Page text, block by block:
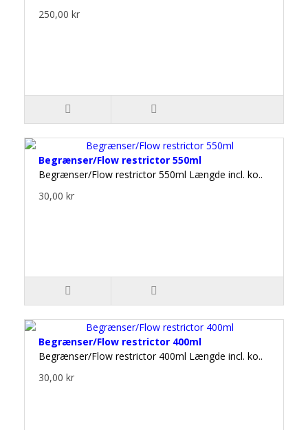
250,00 kr
Begrænser/Flow restrictor 550ml
Begrænser/Flow restrictor 550ml Længde incl. ko..
30,00 kr
Begrænser/Flow restrictor 400ml
Begrænser/Flow restrictor 400ml Længde incl. ko..
30,00 kr